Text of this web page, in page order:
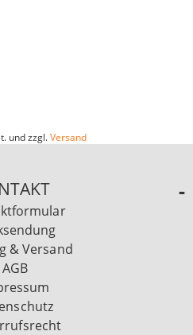
und zzgl.Versand
& Versand
AGB